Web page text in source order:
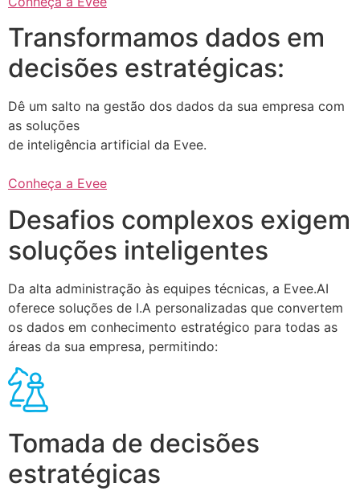
Transformamos dados em
decisões estratégicas:
Dê um salto na gestão dos dados da sua empresa com
as soluções
de inteligência artificial da Evee.
Conheça a Evee
Desafios complexos exigem
soluções inteligentes
Da alta administração às equipes técnicas, a Evee.AI
oferece soluções de I.A personalizadas que convertem
os dados em conhecimento estratégico para todas as
áreas da sua empresa, permitindo:
Tomada de decisões
estratégicas